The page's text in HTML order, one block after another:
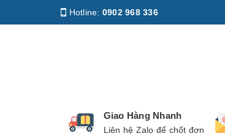
Hotline: 0902 968 336
Giao Hàng Nhanh
Liên hệ Zalo để chốt đơn